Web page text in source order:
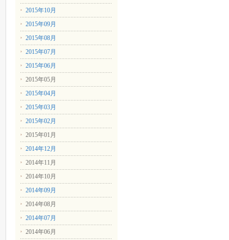
2015年10月
2015年09月
2015年08月
2015年07月
2015年06月
2015年05月
2015年04月
2015年03月
2015年02月
2015年01月
2014年12月
2014年11月
2014年10月
2014年09月
2014年08月
2014年07月
2014年06月